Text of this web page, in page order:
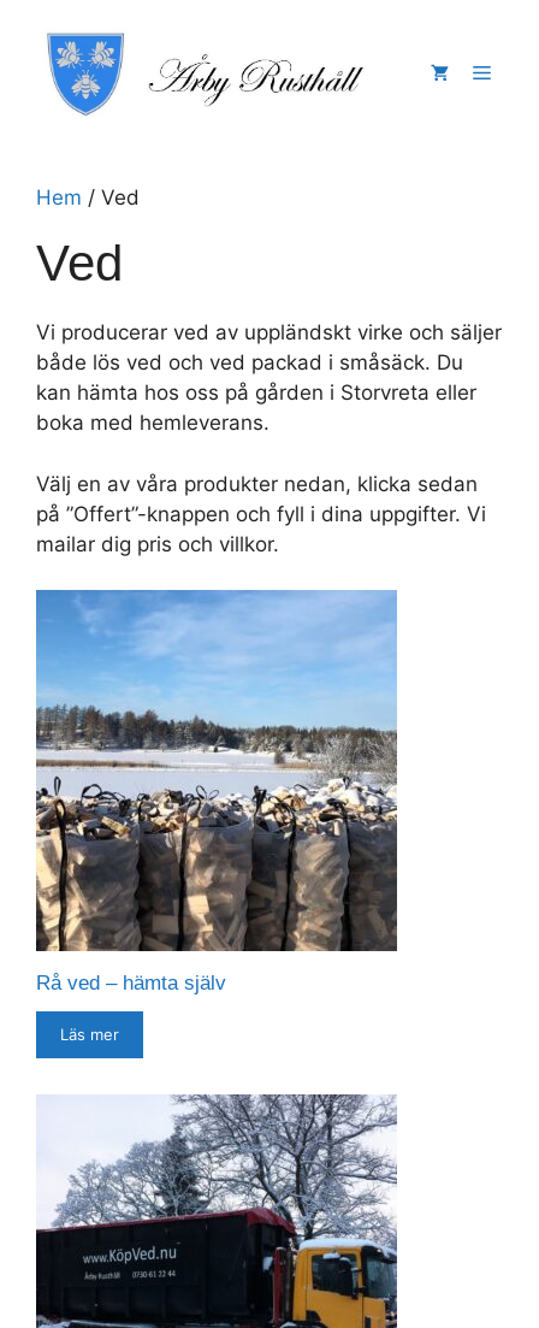
innehåll
Meny
Hem / Ved
Ved
Vi producerar ved av uppländskt virke och säljer
både lös ved och ved packad i småsäck. Du
kan hämta hos oss på gården i Storvreta eller
boka med hemleverans.
Välj en av våra produkter nedan, klicka sedan
på ”Offert”-knappen och fyll i dina uppgifter. Vi
mailar dig pris och villkor.
Rå ved – hämta själv
Läs mer